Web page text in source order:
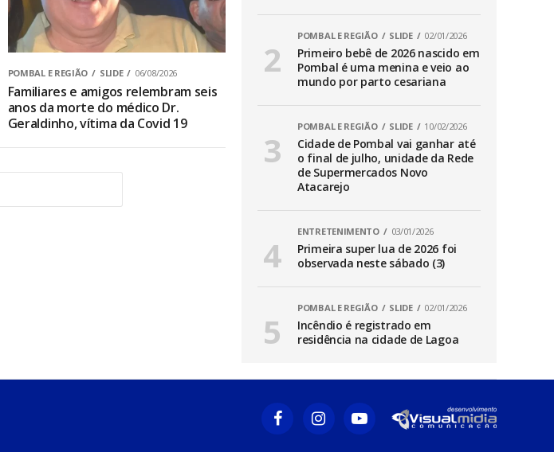
POMBAL E REGIÃO SLIDE 06/08/2026
Familiares e amigos relembram seis
anos da morte do médico Dr.
Geraldinho, vítima da Covid 19
POMBAL E REGIÃO SLIDE 02/01/2026
Primeiro bebê de 2026 nascido em
Pombal é uma menina e veio ao
mundo por parto cesariana
POMBAL E REGIÃO SLIDE 10/02/2026
Cidade de Pombal vai ganhar até
o final de julho, unidade da Rede
de Supermercados Novo
Atacarejo
ENTRETENIMENTO 03/01/2026
Primeira super lua de 2026 foi
observada neste sábado (3)
POMBAL E REGIÃO SLIDE 02/01/2026
Incêndio é registrado em
residência na cidade de Lagoa